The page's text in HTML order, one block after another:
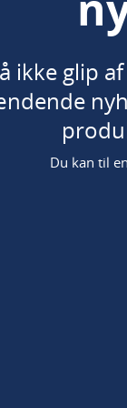
ikke glip
Du kan til